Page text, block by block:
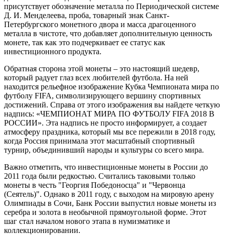
присутствует обозначение металла по Периодической системе
Д. И. Менделеева, проба, товарный знак Санкт-
Петербургского монетного двора и масса драгоценного
металла в чистоте, что добавляет дополнительную ценность
монете, так как это подчеркивает ее статус как
инвестиционного продукта.
Обратная сторона этой монеты – это настоящий шедевр,
который радует глаз всех любителей футбола. На ней
находится рельефное изображение Кубка Чемпионата мира по
футболу FIFA, символизирующего вершину спортивных
достижений. Справа от этого изображения вы найдете четкую
надпись: «ЧЕМПИОНАТ МИРА ПО ФУТБОЛУ FIFA 2018 В
РОССИИ». Эта надпись не просто информирует, а создает
атмосферу праздника, который мы все пережили в 2018 году,
когда Россия принимала этот масштабный спортивный
турнир, объединивший народы и культуры со всего мира.
Важно отметить, что инвестиционные монеты в России до
2011 года были редкостью. Считались таковыми только
монеты в честь "Георгия Победоносца" и "Червонца
(Сеятель)". Однако в 2011 году, с выходом на мировую арену
Олимпиады в Сочи, Банк России выпустил новые монеты из
серебра и золота в необычной прямоугольной форме. Этот
шаг стал началом нового этапа в нумизматике и
коллекционировании.